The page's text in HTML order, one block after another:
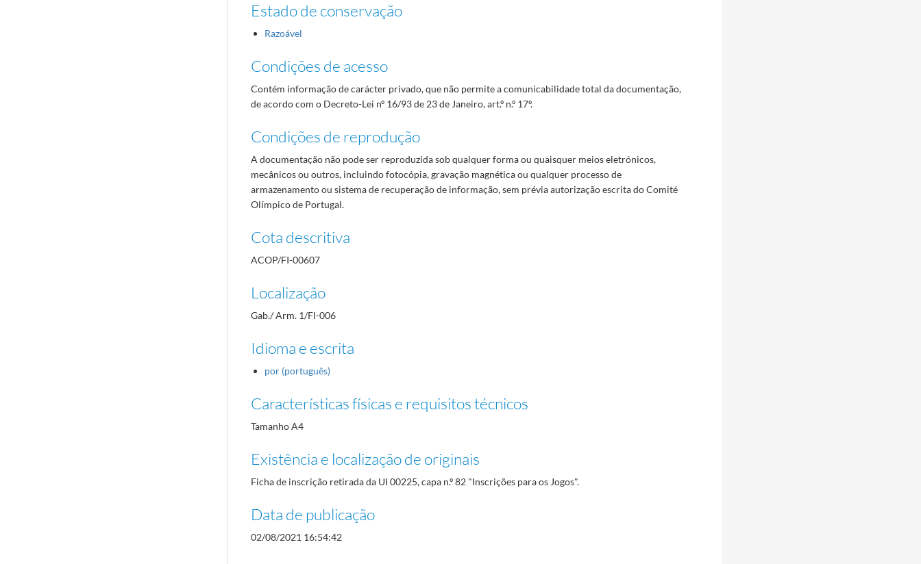
Estado de conservação
Razoável
Condições de acesso
Contém informação de carácter privado, que não permite a comunicabilidade total da documentação,
de acordo com o Decreto-Lei nº 16/93 de 23 de Janeiro, art.º n.º 17º.
Condições de reprodução
A documentação não pode ser reproduzida sob qualquer forma ou quaisquer meios eletrónicos,
mecânicos ou outros, incluindo fotocópia, gravação magnética ou qualquer processo de
armazenamento ou sistema de recuperação de informação, sem prévia autorização escrita do Comité
Olímpico de Portugal.
Cota descritiva
ACOP/FI-00607
Localização
Gab./ Arm. 1/FI-006
Idioma e escrita
por (português)
Características físicas e requisitos técnicos
Tamanho A4
Existência e localização de originais
Ficha de inscrição retirada da UI 00225, capa n.º 82 "Inscrições para os Jogos".
Data de publicação
02/08/2021 16:54:42